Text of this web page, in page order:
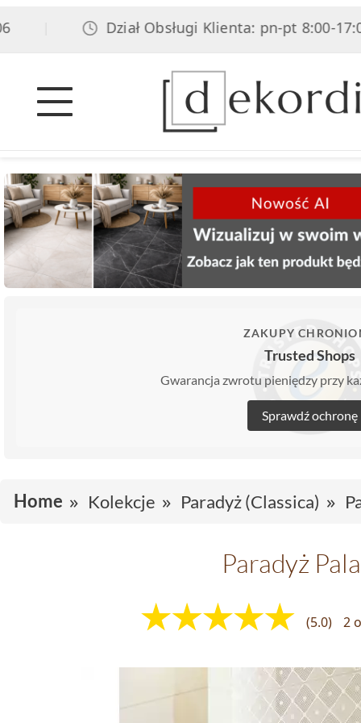
Dział Obsługi Klienta: pn-pt 8:00-17:00,
ZAKUPY
Trusted Shops
Gwarancja zwrotu pieniędzy przy
Sprawdź ochronę
Home Kolekcje Paradyż (Classica)
Paradyż
(5.0) 2